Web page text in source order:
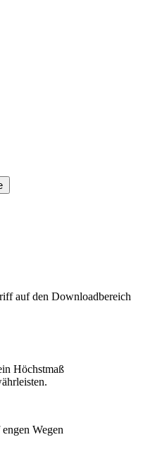
auf den Downloadbereich
Höchstmaß
Wegen